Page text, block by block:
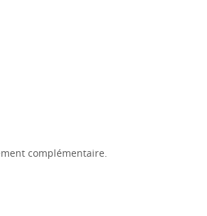
complémentaire.